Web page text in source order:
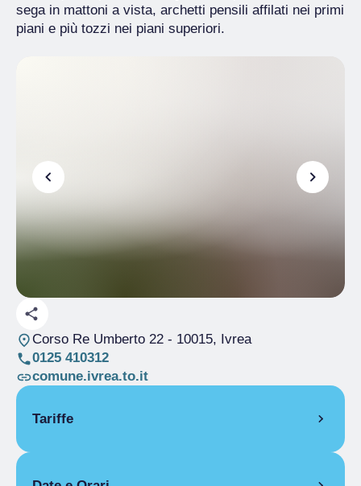
sega in mattoni a vista, archetti pensili affilati nei primi
piani e più tozzi nei piani superiori.
Corso Re Umberto 22- 10015, Ivrea
0125 410312
comune.ivrea.to.it
Tariffe